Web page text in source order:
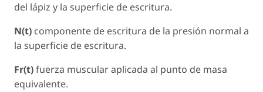
del lápiz y la superficie de escritura.
N(t) componente de escritura de la presión normal a
la superficie de escritura.
Fr(t)fuerza muscular aplicada al punto de masa
equivalente.